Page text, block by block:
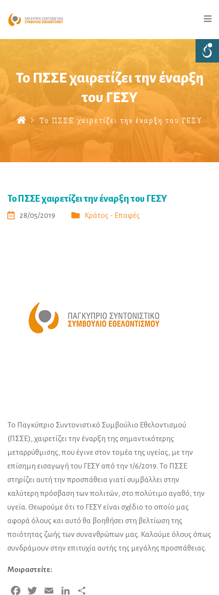
Το ΠΣΣΕ χαιρετίζει την έναρξη
του ΓΕΣΥ
Το ΠΣΣΕ χαιρετίζει την έναρξη του ΓΕΣΥ
Το ΠΣΣΕ χαιρετίζει την έναρξη του ΓΕΣΥ
28/05/2019 Κράτος - Επαφές
Το Παγκύπριο Συντονιστικό Συμβούλιο Εθελοντισμού
(ΠΣΣΕ), χαιρετίζει την έναρξη της σημαντικότερης
μεταρρύθμισης, που έγινε στον τομέα της υγείας, με την
επίσημη εισαγωγή του ΓΕΣΥ από την 1/6/2019. Το ΠΣΣΕ
στηρίζει αυτή την προσπάθεια γιατί συμβάλλει στην
καλύτερη πρόσβαση των πολιτών, στο πολύτιμο αγαθό, την
υγεία. Θεωρούμε ότι το ΓΕΣΥ είναι σχέδιο το οποίο μας
αφορά όλους και αυτό θα βοηθήσει στη βελτίωση της
ποιότητας ζωής των συνανθρώπων μας. Καλούμε όλους όπως
συνδράμουν στην επιτυχία αυτής της μεγάλης προσπάθειας.
Μοιραστείτε:
Facebook
Twitter Email LinkedIn